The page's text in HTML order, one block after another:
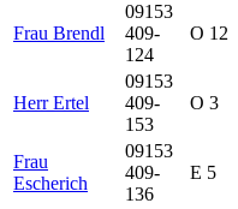
Frau Brendl
09153
409-
124
O 12
Herr Ertel
09153
409-
153
O 3
Frau
Escherich
09153
409-
136
E 5